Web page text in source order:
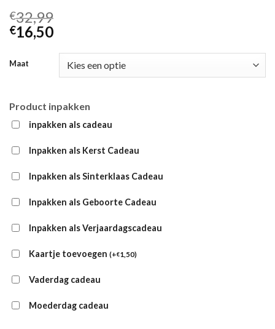
€32,99
€16,50
Maat
Product inpakken
inpakken als cadeau
Inpakken als Kerst Cadeau
Inpakken als Sinterklaas Cadeau
Inpakken als Geboorte Cadeau
Inpakken als Verjaardagscadeau
Kaartje toevoegen (+€1,50)
Vaderdag cadeau
Moederdag cadeau